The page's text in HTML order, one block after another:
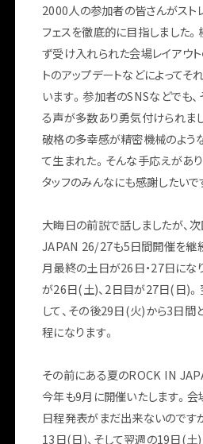
FOLLOW US
2000人の参加者の皆さんがスト
フェスを徹底的に目指しました
ず受け入れられた会場レイアウト
トのアップデートなどによってそ
います。参加者のSNSなどでも
る声が多数あり勇気付けられま
破格の多幸感が精密機械のよう
て生まれた。そんな手応えがあり
タッフのみんなにも感謝したいで
大晦日の前説で話しましたが、
JAPAN 26/27も5日間開催を継
月最終の土日が26日・27日にな
が26日(土)、2日目が27日(日)
して、その後29日(火)から3日間
程になります。
その前にある夏のROCK IN
今年も9月に開催いたします。
日程発表がまだ出来ないのです
13日(日)、そして翌週の19日(土)